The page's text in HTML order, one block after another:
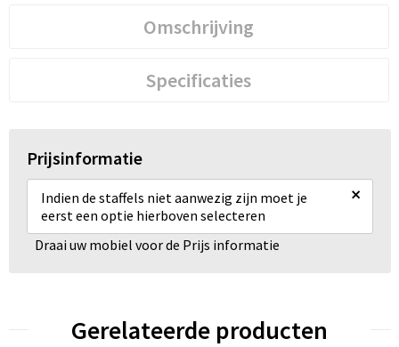
Omschrijving
Specificaties
Prijsinformatie
Indien de staffels niet aanwezig zijn moet je
eerst een optie hierboven selecteren
×
Draai uw mobiel voor de Prijs informatie
Gerelateerde producten